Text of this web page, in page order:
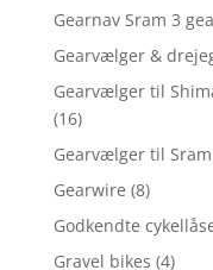
Gearnav Sram 3
Gearvælger &
Gearvælger til
(16)
Gearvælger til
Gearwire (8)
Godkendte
Gravel bikes (4)